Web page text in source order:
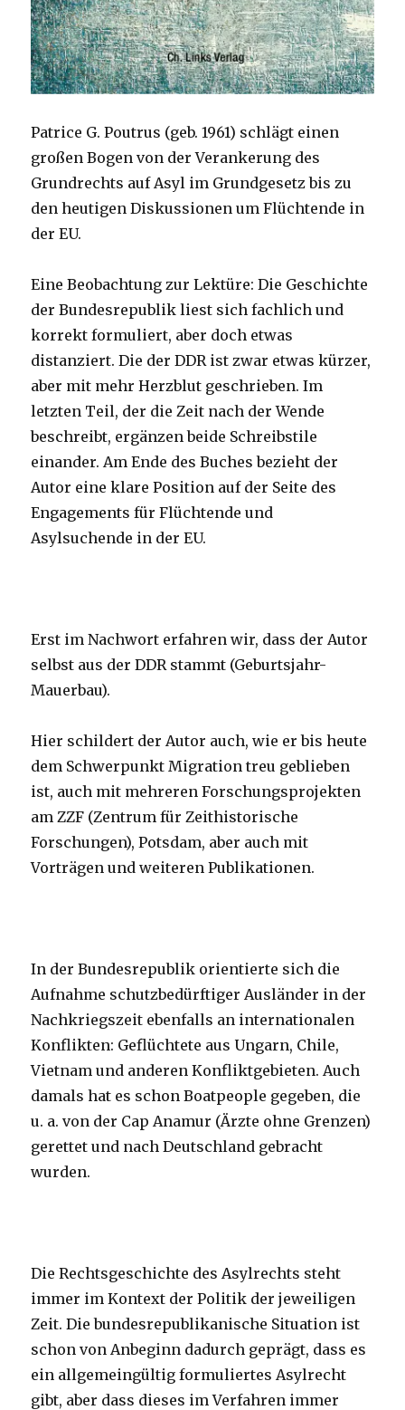
Patrice G. Poutrus (geb. 1961) schlägt einen
großen Bogen von der Verankerung des
Grundrechts auf Asyl im Grundgesetz bis zu
den heutigen Diskussionen um Flüchtende in
der EU.
Eine Beobachtung zur Lektüre: Die Geschichte
der Bundesrepublik liest sich fachlich und
korrekt formuliert, aber doch etwas
distanziert. Die der DDR ist zwar etwas kürzer,
aber mit mehr Herzblut geschrieben. Im
letzten Teil, der die Zeit nach der Wende
beschreibt, ergänzen beide Schreibstile
einander. Am Ende des Buches bezieht der
Autor eine klare Position auf der Seite des
Engagements für Flüchtende und
Asylsuchende in der EU.
Erst im Nachwort erfahren wir, dass der Autor
selbst aus der DDR stammt (Geburtsjahr-
Mauerbau).
Hier schildert der Autor auch, wie er bis heute
dem Schwerpunkt Migration treu geblieben
ist, auch mit mehreren Forschungsprojekten
am ZZF (Zentrum für Zeithistorische
Forschungen), Potsdam, aber auch mit
Vorträgen und weiteren Publikationen.
In der Bundesrepublik orientierte sich die
Aufnahme schutzbedürftiger Ausländer in der
Nachkriegszeit ebenfalls an internationalen
Konflikten: Geflüchtete aus Ungarn, Chile,
Vietnam und anderen Konfliktgebieten. Auch
damals hat es schon Boatpeople gegeben, die
u. a. von der Cap Anamur (Ärzte ohne Grenzen)
gerettet und nach Deutschland gebracht
wurden.
Die Rechtsgeschichte des Asylrechts steht
immer im Kontext der Politik der jeweiligen
Zeit. Die bundesrepublikanische Situation ist
schon von Anbeginn dadurch geprägt, dass es
ein allgemeingültig formuliertes Asylrecht
gibt, aber dass dieses im Verfahren immer